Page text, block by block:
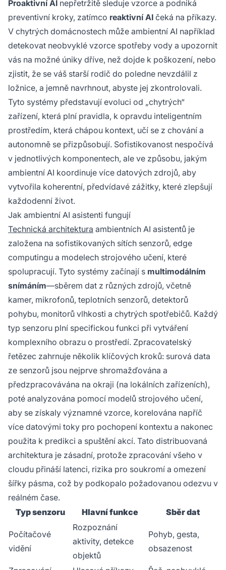
Proaktivní AI nepřetržitě sleduje vzorce a podniká
preventivní kroky, zatímco reaktivní AI čeká na příkazy.
V chytrých domácnostech může ambientní AI například
detekovat neobvyklé vzorce spotřeby vody a upozornit
vás na možné úniky dříve, než dojde k poškození, nebo
zjistit, že se váš starší rodič do poledne nevzdálil z
ložnice, a jemně navrhnout, abyste jej zkontrolovali.
Tyto systémy představují evoluci od „chytrých“
zařízení, která plní pravidla, k opravdu inteligentním
prostředím, která chápou kontext, učí se z chování a
autonomně se přizpůsobují. Sofistikovanost nespočívá
v jednotlivých komponentech, ale ve způsobu, jakým
ambientní AI koordinuje více datových zdrojů, aby
vytvořila koherentní, předvídavé zážitky, které zlepšují
každodenní život.
Jak ambientní AI asistenti fungují
Technická architektura ambientních AI asistentů je
založena na sofistikovaných sítích senzorů, edge
computingu a modelech strojového učení, které
spolupracují. Tyto systémy začínají s multimodálním
snímáním—sběrem dat z různých zdrojů, včetně
kamer, mikrofonů, teplotních senzorů, detektorů
pohybu, monitorů vlhkosti a chytrých spotřebičů. Každý
typ senzoru plní specifickou funkci při vytváření
komplexního obrazu o prostředí. Zpracovatelský
řetězec zahrnuje několik klíčových kroků: surová data
ze senzorů jsou nejprve shromažďována a
předzpracovávána na okraji (na lokálních zařízeních),
poté analyzována pomocí modelů strojového učení,
aby se získaly významné vzorce, korelována napříč
více datovými toky pro pochopení kontextu a nakonec
použita k predikci a spuštění akcí. Tato distribuovaná
architektura je zásadní, protože zpracování všeho v
cloudu přináší latenci, rizika pro soukromí a omezení
šířky pásma, což by podkopalo požadovanou odezvu v
reálném čase.
Typ senzoru
Hlavní funkce Sběr dat
Počítačové
vidění
Rozpoznání
aktivity, detekce
objektů
Pohyb, gesta,
obsazenost